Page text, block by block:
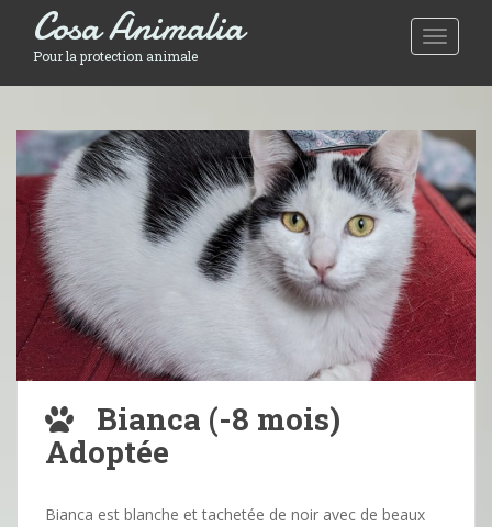
Toggle
Cosa Animalia
Pour la protection animale
Bianca (-8 mois)
Adoptée
Bianca est blanche et tachetée de noir avec de beaux